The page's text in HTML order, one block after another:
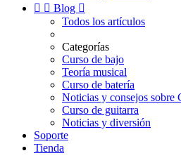
  Blog 
Todos los artículos
Categorías
Curso de bajo
Teoría musical
Curso de batería
Noticias y consejos sobre
Curso de guitarra
Noticias y diversión
Soporte
Tienda